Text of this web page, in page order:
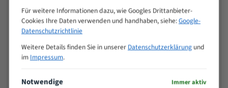
M (mm)
Zähne pro
Zoll (ZpZ))
>
10/14
15 - 40
8/12
25 - 50
35 - 70
Für weitere Informationen dazu, wie Googles Drittanbieter-
Cookies Ihre Daten verwenden und handhaben, siehe:Google-
Datenschutzrichtlinie
Weitere Details finden Sie in unserer Datenschutzerklärungund
im Impressum.
Notwendige Immer aktiv